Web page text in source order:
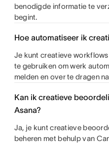
benodigde informatie te
begint.
Hoe automatiseer ik
Je kunt creatieve
te gebruiken om werk
melden en over te dragen
Kan ik creatieve
Asana?
Ja, je kunt creatieve
beheren met behulp van